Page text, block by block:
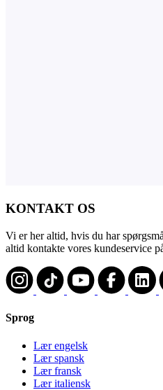
KONTAKT OS
Vi er her altid, hvis du har
altid kontakte vores kundeservice
Sprog
Lær engelsk
Lær spansk
Lær fransk
Lær italiensk